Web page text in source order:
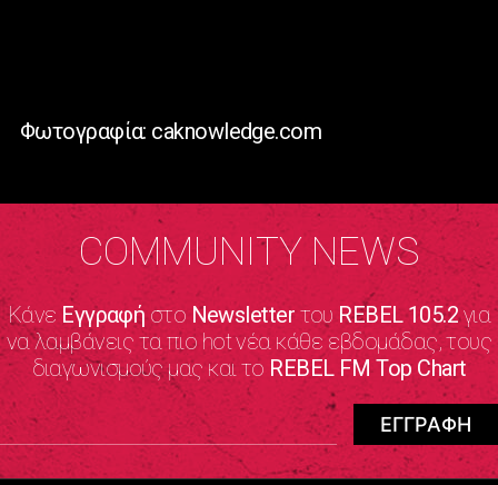
Φωτογραφία: caknowledge.com
COMMUNITY NEWS
Κάνε Εγγραφήστο NewsletterτουREBEL 105.2για
να λαμβάνεις τα πιο hot νέα κάθε εβδομάδας, τους
διαγωνισμούς μας και το REBEL FM Top Chart